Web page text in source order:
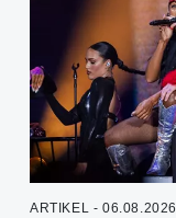
ARTIKEL - 06.08.2026